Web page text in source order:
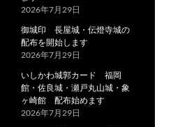
2026年7月29日
御城印 長屋城・伝燈寺城の
配布を開始します
2026年7月29日
いしかわ城郭カード 福岡
館・佐良城・瀬戸丸山城・象
ヶ崎館 配布始めます
2026年7月29日